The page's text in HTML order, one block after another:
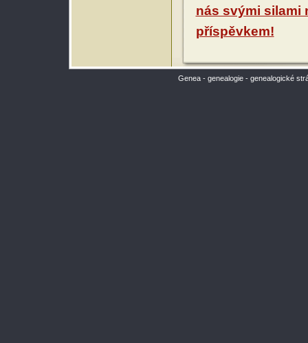
nás svými silami
příspěvkem!
Genea - genealogie - genealogické